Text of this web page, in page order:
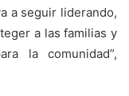
a seguir liderando,
a las familias y
la comunidad”,